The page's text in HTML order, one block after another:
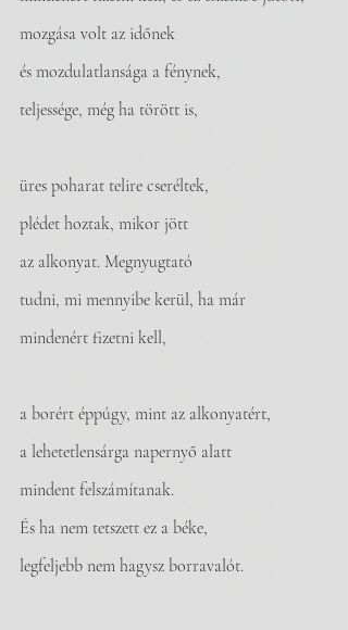
mozgása volt az időnek
és mozdulatlansága a fénynek,
teljessége, még ha törött is,
üres poharat telire cseréltek,
plédet hoztak, mikor jött
az alkonyat. Megnyugtató
tudni, mi mennyibe kerül, ha már
mindenért fizetni kell,
a borért éppúgy, mint az alkonyatért,
a lehetetlensárga napernyő alatt
mindent felszámítanak.
És ha nem tetszett ez a béke,
legfeljebb nem hagysz borravalót.